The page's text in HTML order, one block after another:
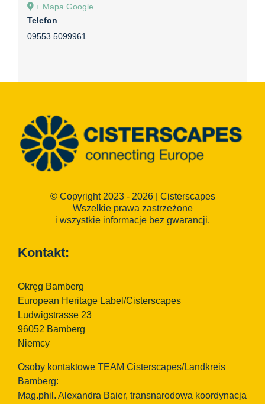
+ Mapa Google
Telefon
09553 5099961
© Copyright 2023 - 2026 | Cisterscapes
Wszelkie prawa zastrzeżone
i wszystkie informacje bez gwarancji.
Kontakt:
Okręg Bamberg
European Heritage Label/Cisterscapes
Ludwigstrasse 23
96052 Bamberg
Niemcy
Osoby kontaktowe TEAM Cisterscapes/Landkreis
Bamberg:
Mag.phil. Alexandra Baier, transnarodowa koordynacja